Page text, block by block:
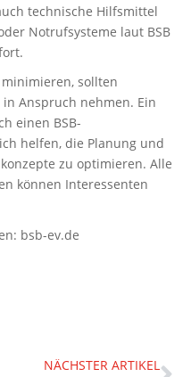
technische Hilfsmittel
Notrufsysteme laut BSB
sollten
Anspruch nehmen. Ein
einen BSB-
helfen, die Planung und
zu optimieren. Alle
können Interessenten
bsb-ev.de
NÄCHSTER ARTIKEL